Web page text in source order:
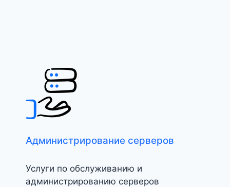
Администрирование серверов
Услуги по обслуживанию и
администрированию серверов